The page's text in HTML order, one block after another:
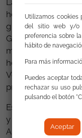
La segunda parte
homenaje a la
grandes referentes
Gurugú” los
más grande
homenaje a Lorca
Verde”, en honor
propuesta cultural.
Esta actividad,
y Deporte, fue uno
Abril, Día
Utilizamos cookies
del sitio web y/o
preferencia sobre
hábito de
Para más
Puedes aceptar
rechazar su uso
pulsando el botón
Aceptar